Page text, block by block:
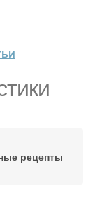
рецепты